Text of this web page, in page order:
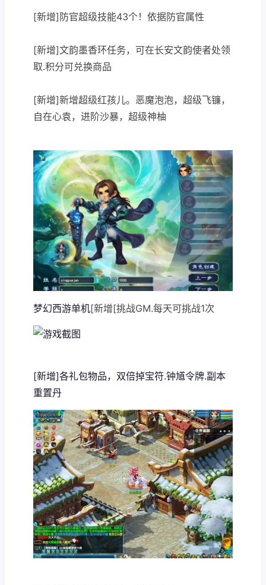
[新增]防官超级技能43个！依据防官属性
[新增]文韵墨香环任务，可在长安文韵使者处领
取.积分可兑换商品
[新增]新增超级红孩儿。恶魔泡泡，超级飞镰，
自在心袁，进阶沙暴，超级神柚
梦幻西游单机[新增[挑战GM.每天可挑战1次
[新增]各礼包物品，双倍掉宝符.钟馗令牌.副本
重置丹